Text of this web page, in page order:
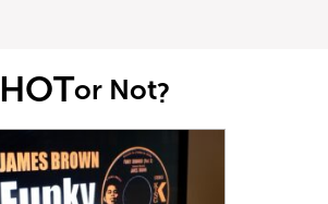
HOTor Not?